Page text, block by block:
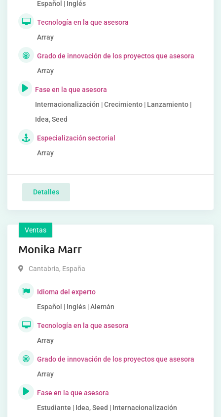
Español | Inglés
Tecnología en la que asesora
Array
Grado de innovación de los proyectos que asesora
Array
Fase en la que asesora
Internacionalización | Crecimiento | Lanzamiento |
Idea, Seed
Especialización sectorial
Array
Detalles
Ventas
Monika Marr
Cantabria, España
Idioma del experto
Español | Inglés | Alemán
Tecnología en la que asesora
Array
Grado de innovación de los proyectos que asesora
Array
Fase en la que asesora
Estudiante | Idea, Seed | Internacionalización